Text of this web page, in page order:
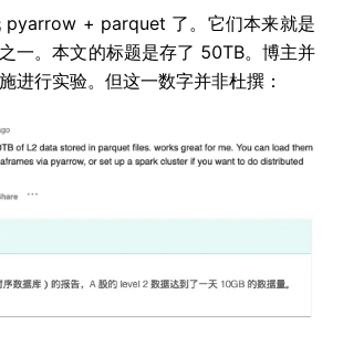
pyarrow + parquet 了。它们本来就是
一。本文的标题是存了 50TB。博主并
进行实验。但这一数字并非杜撰：